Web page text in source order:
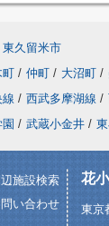
東久留米市
町 / 仲町 / 大沼町 /
線 / 西武多摩湖線 /
/ 武蔵小金井 /
施設検索
い合わせ
花
東京